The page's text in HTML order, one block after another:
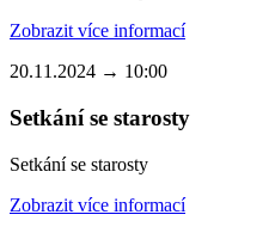
Zobrazit více informací
20.11.2024 → 10:00
Setkání se starosty
Setkání se starosty
Zobrazit více informací